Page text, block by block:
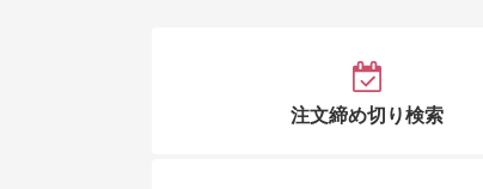
注文締め切り検索